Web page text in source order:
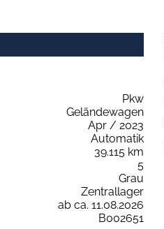
Pkw
Geländewagen
Apr / 2023
Automatik
39.115 km
5
Grau
Zentrallager
ab ca. 11.08.2026
B002651